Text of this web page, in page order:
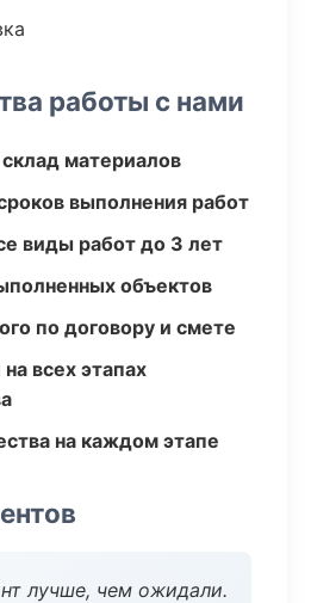
работы с нами
материалов
выполнения работ
виды работ до 3 лет
объектов
по договору и смете
всех этапах
на каждом этапе
лучше, чем ожидали.